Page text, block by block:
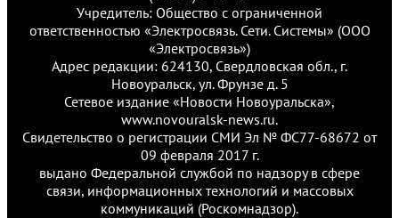
Учредитель: Общество с ограниченной
ответственностью «Электросвязь. Сети. Системы» (ООО
«Электросвязь»)
Адрес редакции: 624130, Свердловская обл., г.
Новоуральск, ул. Фрунзе д. 5
Сетевое издание «Новости Новоуральска»,
www.novouralsk-news.ru.
Свидетельство о регистрации СМИ Эл № ФС77-68672 от
09 февраля 2017 г.
выдано Федеральной службой по надзору в сфере
связи, информационных технологий и массовых
коммуникаций (Роскомнадзор).